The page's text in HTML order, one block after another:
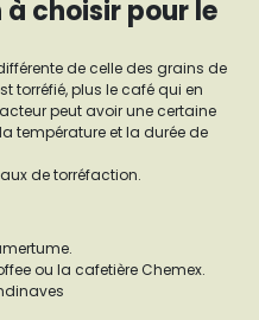
choisir pour le
de celle des grains de
torréfié, plus le café qui en
peut avoir une certaine
température et la durée de
de torréfaction.
ou la cafetière Chemex.